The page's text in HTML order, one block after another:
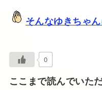
そんなゆきちゃ
0
ここまで読んでいた